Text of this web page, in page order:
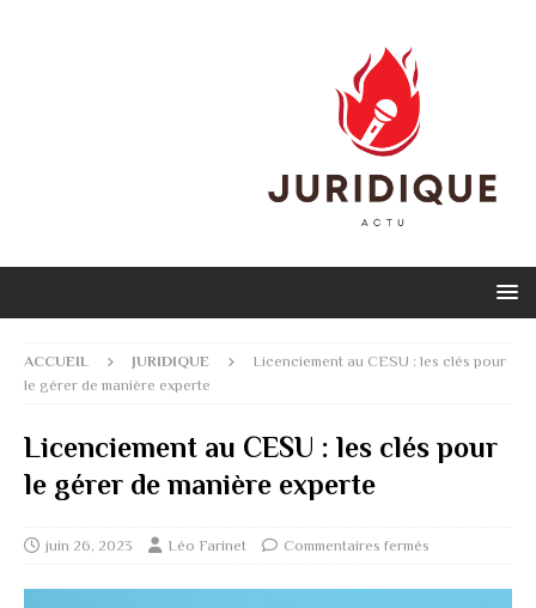
ACCUEIL JURIDIQUE
Licenciement au CESU : les clés pour
le gérer de manière experte
Licenciement au CESU : les clés pour
le gérer de manière experte
juin 26, 2023 Léo Farinet Commentaires fermés